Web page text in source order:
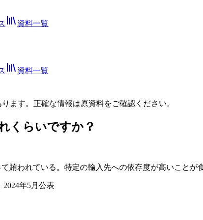
資料一覧
資料一覧
ます。正確な情報は原資料をご確認ください。
くらいですか？
賄われている。特定の輸入先への依存度が高いことが
年5月公表